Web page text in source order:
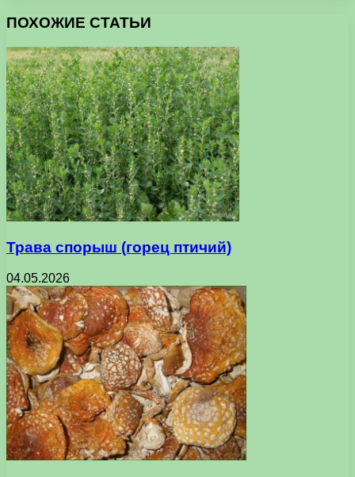
ПОХОЖИЕ СТАТЬИ
Трава спорыш (горец птичий)
04.05.2026